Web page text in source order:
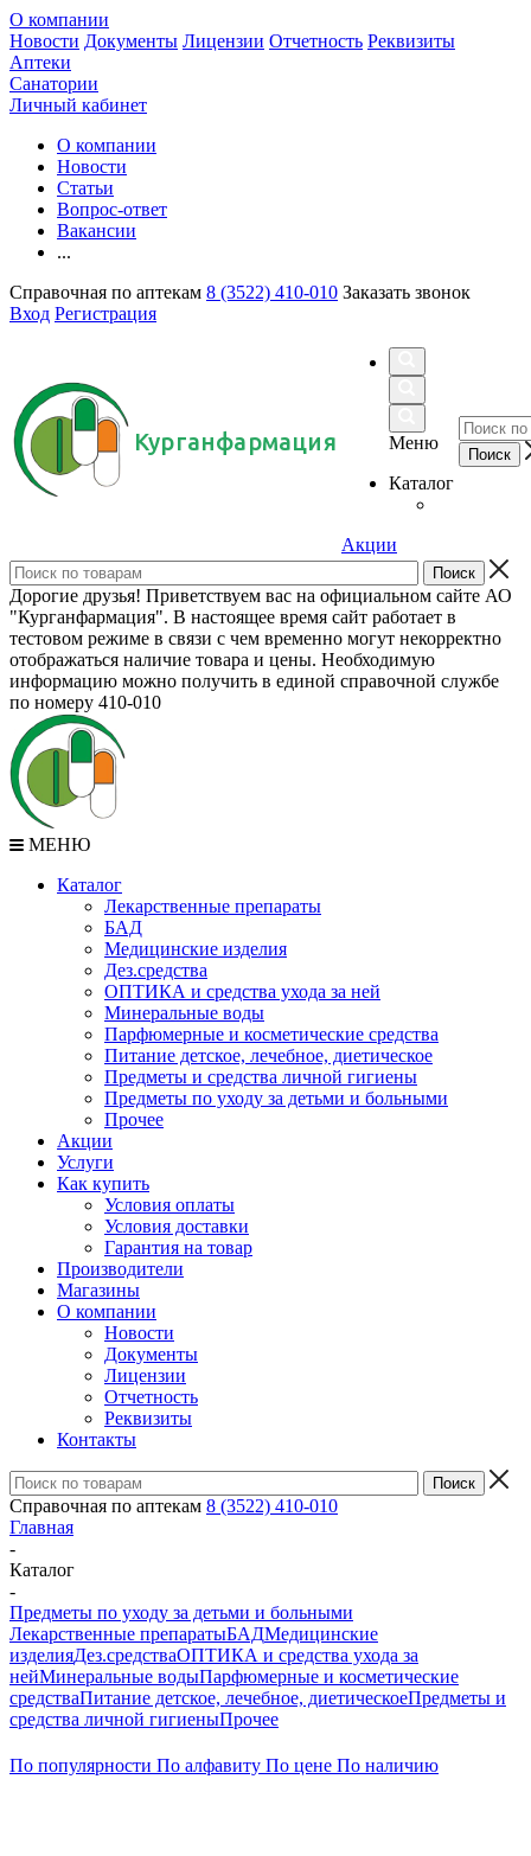
О компании
Новости Документы Лицензии Отчетность Реквизиты
Аптеки
Санатории
Личный кабинет
О компании
Новости
Статьи
Вопрос-ответ
Вакансии
...
Справочная по аптекам 8 (3522) 410-010 Заказать звонок
Вход Регистрация
Курганфармация
Меню
Каталог
Акции
Дорогие друзья! Приветствуем вас на официальном сайте АО
"Курганфармация". В настоящее время сайт работает в
тестовом режиме в связи с чем временно могут некорректно
отображаться наличие товара и цены. Необходимую
информацию можно получить в единой справочной службе
по номеру 410-010
МЕНЮ
Каталог
Лекарственные препараты
БАД
Медицинские изделия
Дез.средства
ОПТИКА и средства ухода за ней
Минеральные воды
Парфюмерные и косметические средства
Питание детское, лечебное, диетическое
Предметы и средства личной гигиены
Предметы по уходу за детьми и больными
Прочее
Акции
Услуги
Как купить
Условия оплаты
Условия доставки
Гарантия на товар
Производители
Магазины
О компании
Новости
Документы
Лицензии
Отчетность
Реквизиты
Контакты
Справочная по аптекам 8 (3522) 410-010
Главная
-
Каталог
-
Предметы по уходу за детьми и больными
Лекарственные препаратыБАДМедицинские
изделияДез.средстваОПТИКА и средства ухода за
нейМинеральные водыПарфюмерные и косметические
средстваПитание детское, лечебное, диетическоеПредметы и
средства личной гигиеныПрочее
По популярности По алфавиту По цене По наличию